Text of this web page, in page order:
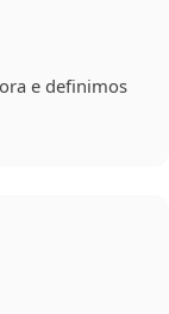
e definimos